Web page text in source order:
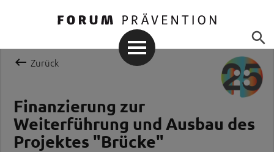

 Zurück
Finanzierung zur
Weiterführung und Ausbau des
Projektes "Brücke"